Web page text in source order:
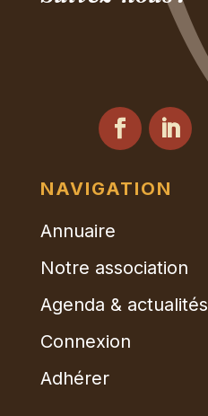
NAVIGATION
Annuaire
Notre association
Agenda & actualités
Connexion
Adhérer